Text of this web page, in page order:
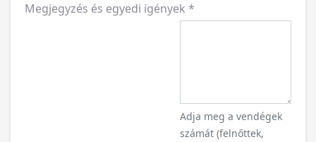
Megjegyzés és egyedi igények *
Adja meg a vendégek
számát (felnőttek,